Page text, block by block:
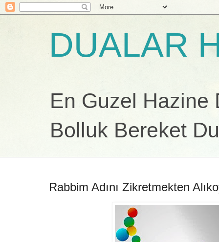
DUALAR
En Guzel Hazine
Bolluk Bereket
Rabbim Adını Zikretmekten